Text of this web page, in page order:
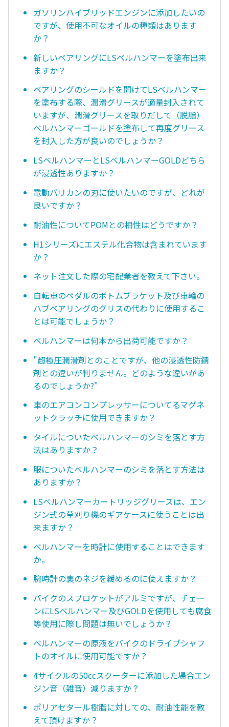
ガソリンハイブリッドエンジンに添加したいの
ですが、使用不可なオイルの種類はあります
か？
新しいベアリングにLSベルハンマーを塗布出来
ますか？
ベアリングのシールドを開けてLSベルハンマー
を塗布する際、潤滑グリースが適量封入されて
いますが、潤滑グリースを取りだして（脱脂）
ベルハンマーゴールドを塗布して再度グリース
を封入した方が良いのでしょうか？
LSベルハンマーとLSベルハンマーGOLDどちら
が浸透性ありますか？
電動バリカンの刃に使いたいのですが、どれが
良いですか？
耐油性についてPOMとの相性はどうですか？
H1シリーズにエステル化合物は含まれています
か？
ネット注文した際の宅配業者を教えて下さい。
自転車のペダルのボトムブラケット及び車輪の
ハブベアリングのグリスの代わりに使用するこ
とは可能でしょうか？
ベルハンマーは何本から出荷可能ですか？
"超極圧潤滑剤とのことですが、他の浸透性防錆
剤との違いが判りません。どのような違いがあ
るのでしょうか?"
車のエアコンコンプレッサーについてるマグネ
ットクラッチに使用できますか？
タイルについたベルハンマーのシミを落とす方
法はありますか？
服についたベルハンマーのシミを落とす方法は
ありますか？
LSベルハンマーカートリッジグリースは、エン
ジン式の草刈り機のギアケースに使うことは出
来ますか？
ベルハンマーを時計に使用することはできます
か。
腕時計の裏のネジを緩めるのに使えますか？
バイクのスプロケットがアルミですが、チェー
ンにLSベルハンマー及びGOLDを使用しても腐食
等使用に際し問題は無いでしょうか？
ベルハンマーの原液をバイクのドライブシャフ
トのオイルに使用可能ですか？
4サイクルの50ccスクーターに添加した場合エン
ジン音（雑音）減りますか？
ポリアセタール樹脂に対しての、耐油性能を教
えて頂けますか？